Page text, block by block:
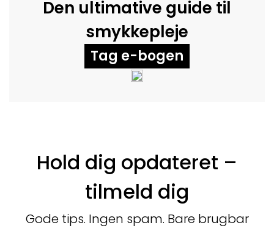
Den ultimative guide til
smykkepleje
Tag e-bogen
Hold dig opdateret –
tilmeld dig
Gode tips. Ingen spam. Bare brugbar